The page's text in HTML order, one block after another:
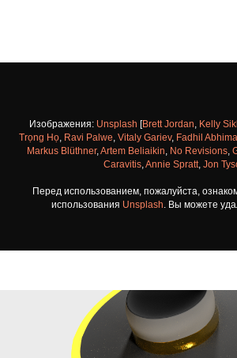
Изображения: Unsplash [Brett Jordan, Kelly
Trọng Họ, Ravi Palwe, Vitaly Gariev, Fadhil
Markus Blüthner,Artem Beliaikin, No Revisions,
Caravitis,Annie Spratt, Jon
Перед использованием, пожалуйста,
использования Unsplash. Вы можете